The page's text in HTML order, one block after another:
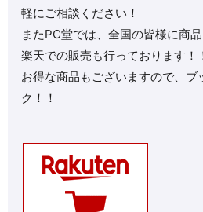
軽にご相談ください！
またPC堂では、全国の皆様に商
楽天での販売も行っております！
お得な商品もございますので、ブ
ク！！